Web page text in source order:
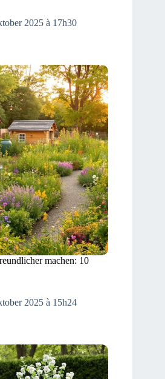
2025 à 17h30
machen: 10
2025 à 15h24